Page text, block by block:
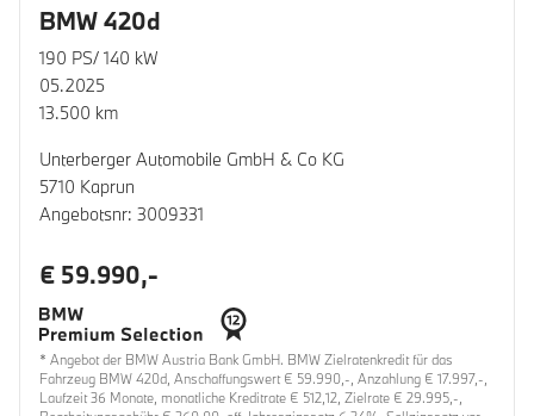
BMW 420d
190 PS/ 140 kW
05.2025
13.500 km
Unterberger Automobile GmbH & Co KG
5710 Kaprun
Angebotsnr: 3009331
€ 59.990,-
* Angebot der BMW Austria Bank GmbH. BMW Zielratenkredit für das
Fahrzeug BMW 420d, Anschaffungswert € 59.990,-, Anzahlung € 17.997,-,
Laufzeit 36 Monate, monatliche Kreditrate € 512,12, Zielrate € 29.995,-,